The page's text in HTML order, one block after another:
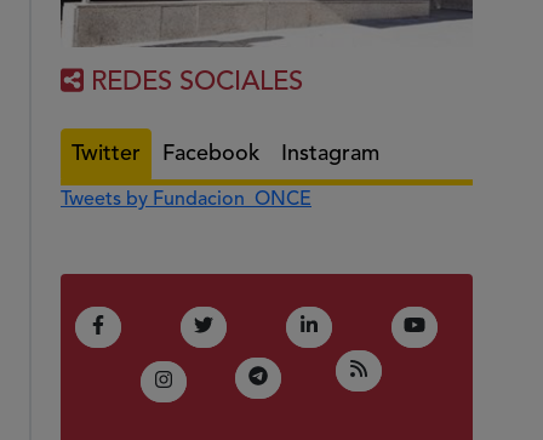
REDES SOCIALES
Twitter Facebook Instagram
Tweets by Fundacion_ONCE
Facebook
(Abre en nueva ventana)
Twitter
(Abre en nueva ventana)
LinkedIn
(Abre en nueva ventana)
Youtube
(Abre en
Instagram
(Abre en nueva ventana)
Telegram
(Abre en nueva ventana)
RSS
(Abre en nueva